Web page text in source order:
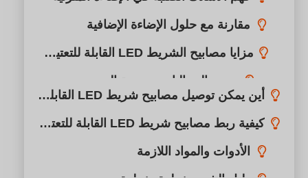
مقارنة مع حلول الإضاءة الإضافية
تعزيز الجماليات ومرونة التصميم
كفاءة الطاقة وتوفير التكاليف
غرفة الضيوف
حمام
مطبخ